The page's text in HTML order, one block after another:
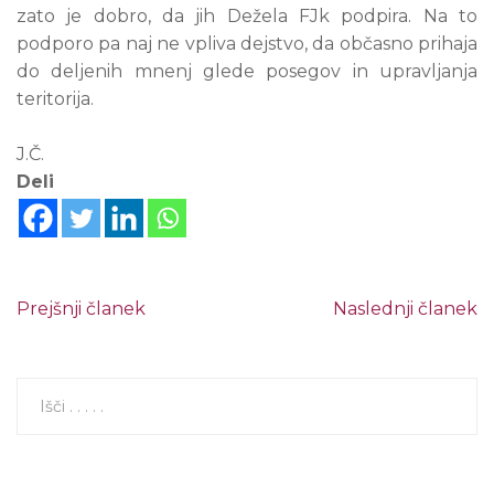
zato je dobro, da jih Dežela FJk podpira. Na to
podporo pa naj ne vpliva dejstvo, da občasno prihaja
do deljenih mnenj glede posegov in upravljanja
teritorija.
J.Č.
Deli
Prejšnji članek Naslednji članek